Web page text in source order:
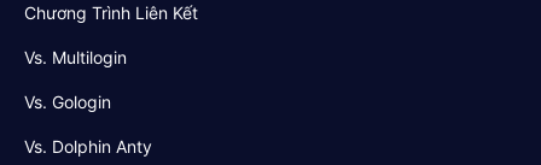
Chương Trình Liên Kết
Vs. Multilogin
Vs. Gologin
Vs. Dolphin Anty